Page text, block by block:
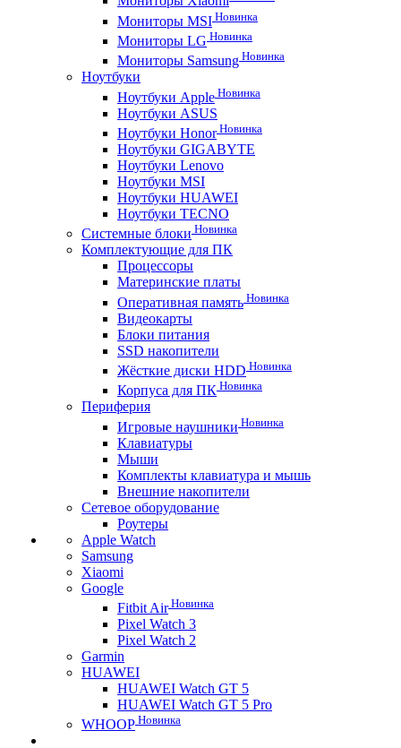
Мониторы MSI Новинка
Мониторы LG Новинка
Мониторы Samsung Новинка
Ноутбуки
Ноутбуки Apple Новинка
Ноутбуки ASUS
Ноутбуки HonorНовинка
Ноутбуки GIGABYTE
Ноутбуки Lenovo
Ноутбуки MSI
Ноутбуки HUAWEI
Ноутбуки TECNO
Системные блоки Новинка
Комплектующие для ПК
Процессоры
Материнские платы
Оперативная память Новинка
Видеокарты
Блоки питания
SSD накопители
Жёсткие диски HDD Новинка
Корпуса для ПК Новинка
Периферия
Игровые наушники Новинка
Клавиатуры
Мыши
Комплекты клавиатура и мышь
Внешние накопители
Сетевое оборудование
Роутеры
Apple Watch
Samsung
Xiaomi
Google
Fitbit AirНовинка
Pixel Watch 3
Pixel Watch 2
Garmin
HUAWEI
HUAWEI Watch GT 5
HUAWEI Watch GT 5 Pro
WHOOP Новинка